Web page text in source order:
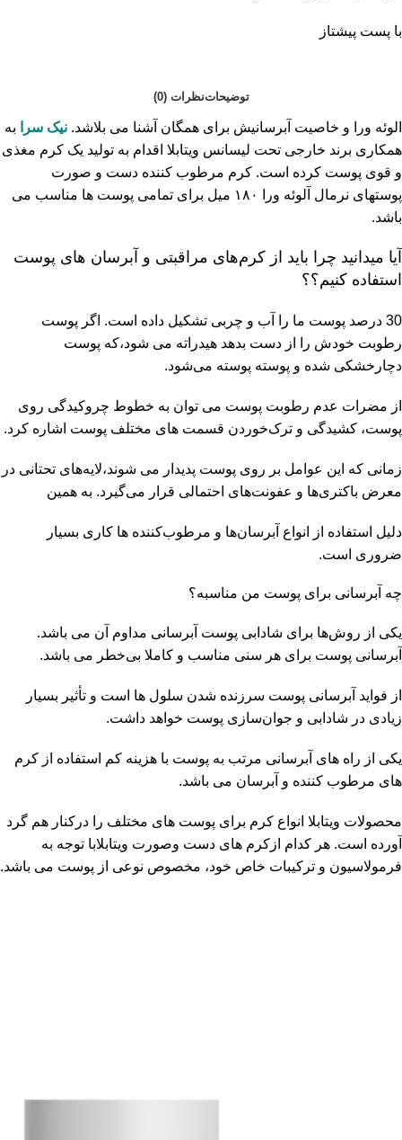
با پست پیشتاز
توضیحاتنظرات (0)
الوئه ورا و خاصیت آبرسانیش برای همگان آشنا می بلاشد. نیک سرا
به
همکاری برند خارجی تحت لیسانس ویتابلا اقدام به تولید یک کرم مغذی
و قوی پوست کرده است. کرم مرطوب کننده دست و صورت
پوستهای نرمال آلوئه ورا ۱۸۰ میل برای تمامی پوست ها مناسب می
باشد.
آیا میدانید چرا باید از کرم‌های مراقبتی و آبرسان های پوست
استفاده کنیم؟؟
30 درصد پوست ما را آب و چربی تشکیل داده است. اگر پوست
رطوبت خودش را از دست بدهد هیدراته می شود،که پوست
دچارخشکی شده و پوسته ‌پوسته می‌شود.
از مضرات عدم رطوبت پوست می توان به خطوط چروکیدگی روی
پوست، کشیدگی و ترک‌خوردن قسمت های مختلف پوست اشاره کرد.
زمانی که این عوامل بر روی پوست پدیدار می شوند،لایه‌های تحتانی در
معرض باکتری‌ها و عفونت‌های احتمالی قرار می‌گیرد. به همین
دلیل استفاده از انواع آبرسان‌ها و مرطوب‌کننده ها کاری بسیار
ضروری است.
چه آبرسانی برای پوست من مناسبه؟
یکی از روش‌ها برای شادابی پوست آبرسانی مداوم آن می باشد.
آبرسانی پوست برای هر سنی مناسب و کاملا بی‌خطر می باشد.
از فواید آبرسانی پوست سرزنده شدن سلول ها است و تأثیر بسیار
زیادی در شادابی و جوان‌سازی پوست خواهد داشت.
یکی از راه های آبرسانی مرتب به پوست با هزینه کم استفاده از کرم
های مرطوب کننده و آبرسان می باشد.
محصولات ویتابلا انواع کرم برای پوست های مختلف را درکنار هم گرد
آورده است. هر کدام ازکرم های دست وصورت ویتابلابا توجه به
فرمولاسیون و ترکیبات خاص خود، مخصوص نوعی از پوست می باشد.